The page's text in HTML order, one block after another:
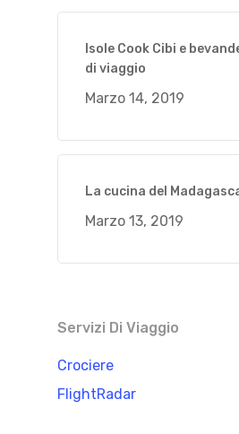
Isole Cook Cibi e
di viaggio
Marzo 14, 2019
La cucina del
Marzo 13, 2019
Servizi Di Viaggio
Crociere
FlightRadar